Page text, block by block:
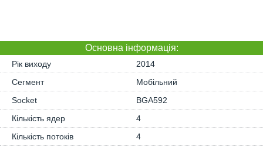
Основна iнформація:
Рік виходу
2014
Сегмент
Мобільний
Socket
BGA592
Кількість ядер
4
Кількість потоків
4